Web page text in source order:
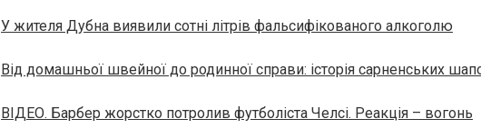
У жителя Дубна виявили сотні літрів фальсифікованого алкоголю
Від домашньої швейної до родинної справи: історія сарненських
ВІДЕО. Барбер жорстко потролив футболіста Челсі. Реакція – вогонь